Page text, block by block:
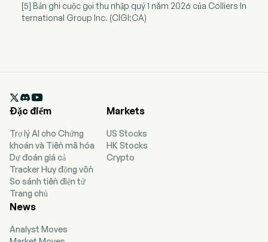
[5] Bản ghi cuộc gọi thu nhập quý 1 năm 2026 của Colliers In
ternational Group Inc. (CIGI:CA)

Đặc điểm
Trợ lý AI cho Chứng
khoán và Tiền mã hóa
Dự đoán giá cả
Tracker Huy động vốn
So sánh tiền điện tử
Trang chủ
Markets
US Stocks
HK Stocks
Crypto
News
Analyst Moves